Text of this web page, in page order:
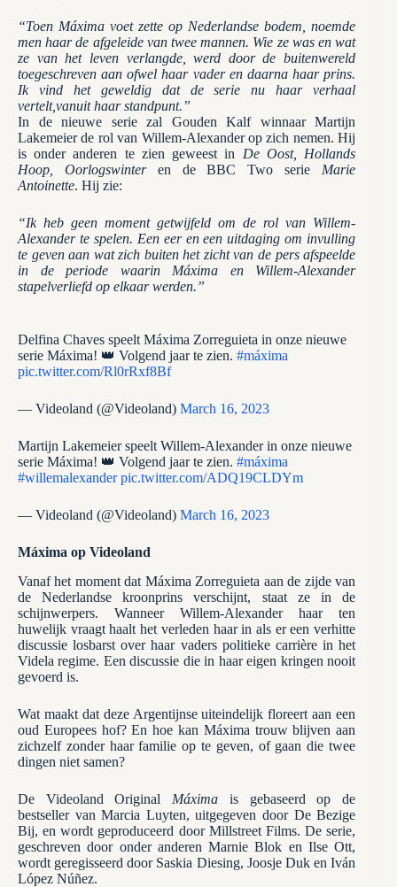
“Toen Máxima voet zette op Nederlandse bodem, noemde
men haar de afgeleide van twee mannen. Wie ze was en wat
ze van het leven verlangde, werd door de buitenwereld
toegeschreven aan ofwel haar vader en daarna haar prins.
Ik vind het geweldig dat de serie nu haar verhaal
vertelt,vanuit haar standpunt.”
In de nieuwe serie zal Gouden Kalf winnaar Martijn
Lakemeier de rol van Willem-Alexander op zich nemen. Hij
is onder anderen te zien geweest in De Oost, Hollands
Hoop, Oorlogswinteren de BBC Two serie Marie
Antoinette. Hij zie:
“Ik heb geen moment getwijfeld om de rol van Willem-
Alexander te spelen. Een eer en een uitdaging om invulling
te geven aan wat zich buiten het zicht van de pers afspeelde
in de periode waarin Máxima en Willem-Alexander
stapelverliefd op elkaar werden.”
Delfina Chaves speelt Máxima Zorreguieta in onze nieuwe
serie Máxima! 👑 Volgend jaar te zien. #máxima
pic.twitter.com/Rl0rRxf8Bf
— Videoland (@Videoland) March 16, 2023
Martijn Lakemeier speelt Willem-Alexander in onze nieuwe
serie Máxima! 👑 Volgend jaar te zien. #máxima
#willemalexander pic.twitter.com/ADQ19CLDYm
— Videoland (@Videoland) March 16, 2023
Máxima op Videoland
Vanaf het moment dat Máxima Zorreguieta aan de zijde van
de Nederlandse kroonprins verschijnt, staat ze in de
schijnwerpers. Wanneer Willem-Alexander haar ten
huwelijk vraagt haalt het verleden haar in als er een verhitte
discussie losbarst over haar vaders politieke carrière in het
Videla regime. Een discussie die in haar eigen kringen nooit
gevoerd is.
Wat maakt dat deze Argentijnse uiteindelijk floreert aan een
oud Europees hof? En hoe kan Máxima trouw blijven aan
zichzelf zonder haar familie op te geven, of gaan die twee
dingen niet samen?
De Videoland Original Máxima is gebaseerd op de
bestseller van Marcia Luyten, uitgegeven door De Bezige
Bij, en wordt geproduceerd door Millstreet Films. De serie,
geschreven door onder anderen Marnie Blok en Ilse Ott,
wordt geregisseerd door Saskia Diesing, Joosje Duk en Iván
López Núñez.